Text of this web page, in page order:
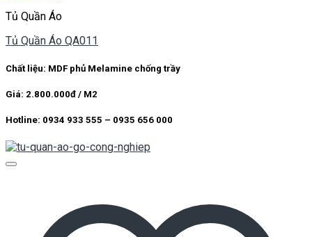
Tủ Quần Áo
Tủ Quần Áo QA011
Chất liệu: MDF phủ Melamine chống trầy
Giá: 2.800.000đ / M2
Hotline: 0934 933 555 – 0935 656 000